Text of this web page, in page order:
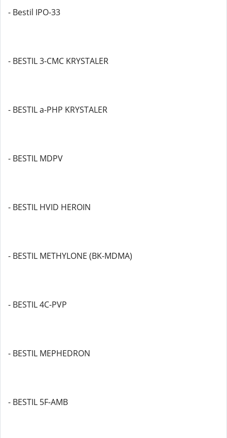
- Bestil IPO-33
- BESTIL 3-CMC KRYSTALER
- BESTIL a-PHP KRYSTALER
- BESTIL MDPV
- BESTIL HVID HEROIN
- BESTIL METHYLONE (BK-MDMA)
- BESTIL 4C-PVP
- BESTIL MEPHEDRON
- BESTIL 5F-AMB